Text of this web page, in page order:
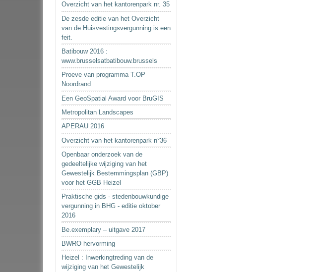
Overzicht van het kantorenpark nr. 35
De zesde editie van het Overzicht
van de Huisvestingsvergunning is een
feit.
Batibouw 2016 :
www.brusselsatbatibouw.brussels
Proeve van programma T.OP
Noordrand
Een GeoSpatial Award voor BruGIS
Metropolitan Landscapes
APERAU 2016
Overzicht van het kantorenpark n°36
Openbaar onderzoek van de
gedeeltelijke wijziging van het
Gewestelijk Bestemmingsplan (GBP)
voor het GGB Heizel
Praktische gids - stedenbouwkundige
vergunning in BHG - editie oktober
2016
Be.exemplary – uitgave 2017
BWRO-hervorming
Heizel : Inwerkingtreding van de
wijziging van het Gewestelijk